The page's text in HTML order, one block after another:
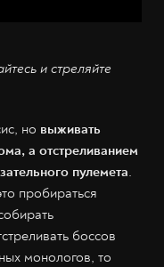
и стреляйте
но выживать
а отстреливанием
пулемета.
пробираться
боссов
монологов, то